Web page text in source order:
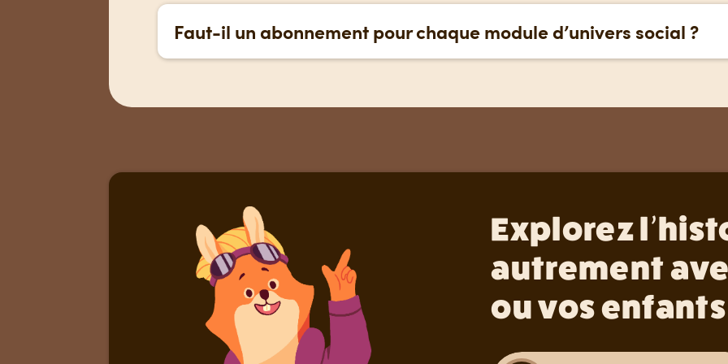
Faut-il un abonnement pour chaque module d’univers social ?
Explorez
autrement
ou vos